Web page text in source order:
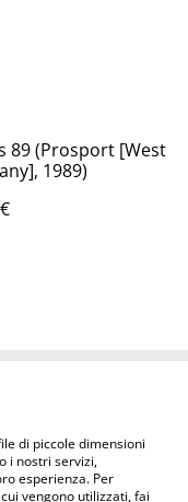
89 (Prosport [West
1989)
sui Cookie
di piccole dimensioni
i nostri servizi,
esperienza. Per
vengono utilizzati, fai